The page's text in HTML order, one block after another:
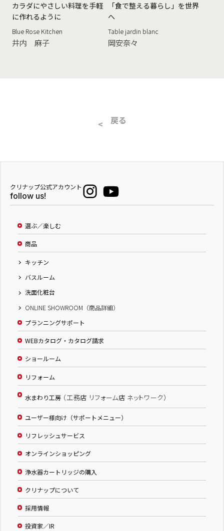
カラダにやさしい料理を手軽
に作れるように
Blue Rose Kitchen
井内 麻子
「食で整える暮らし」を世界
へ
Table jardin blanc
岡安奈々
戻る
クリナップ公式アカウント
follow us!
選ぶ／楽しむ
商品
キッチン
バスルーム
洗面化粧台
ONLINE SHOWROOM（商品詳細）
プランニングサポート
WEBカタログ・カタログ請求
ショールーム
リフォーム
水まわり工房 （工務店 リフォーム店 ネットワーク）
ユーザー様向け（サポートメニュー）
リフレッシュサービス
オンラインショッピング
浄水器カートリッジの購入
クリナップについて
採用情報
投資家／IR